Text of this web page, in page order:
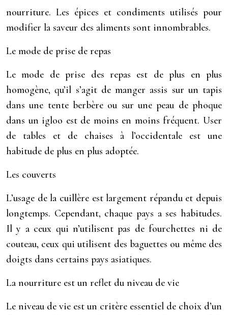
nourriture. Les épices et condiments utilisés pour
modifier la saveur des aliments sont innombrables.
Le mode de prise de repas
Le mode de prise des repas est de plus en plus
homogène, qu’il s’agit de manger assis sur un tapis
dans une tente berbère ou sur une peau de phoque
dans un igloo est de moins en moins fréquent. User
de tables et de chaises à l’occidentale est une
habitude de plus en plus adoptée.
Les couverts
L’usage de la cuillère est largement répandu et depuis
longtemps. Cependant, chaque pays a ses habitudes.
Il y a ceux qui n’utilisent pas de fourchettes ni de
couteau, ceux qui utilisent des baguettes ou même des
doigts dans certains pays asiatiques.
La nourriture est un reflet du niveau de vie
Le niveau de vie est un critère essentiel de choix d’un